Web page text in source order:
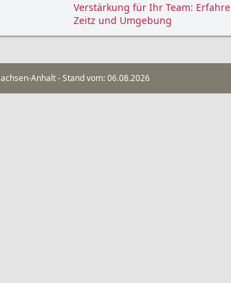
Verstärkung für Ihr Team:
Zeitz und Umgebung
Anhalt - Stand vom: 06.08.2026